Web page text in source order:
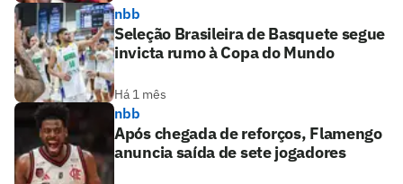
nbb
Seleção Brasileira de Basquete segue
invicta rumo à Copa do Mundo
Há 1 mês
nbb
Após chegada de reforços, Flamengo
anuncia saída de sete jogadores